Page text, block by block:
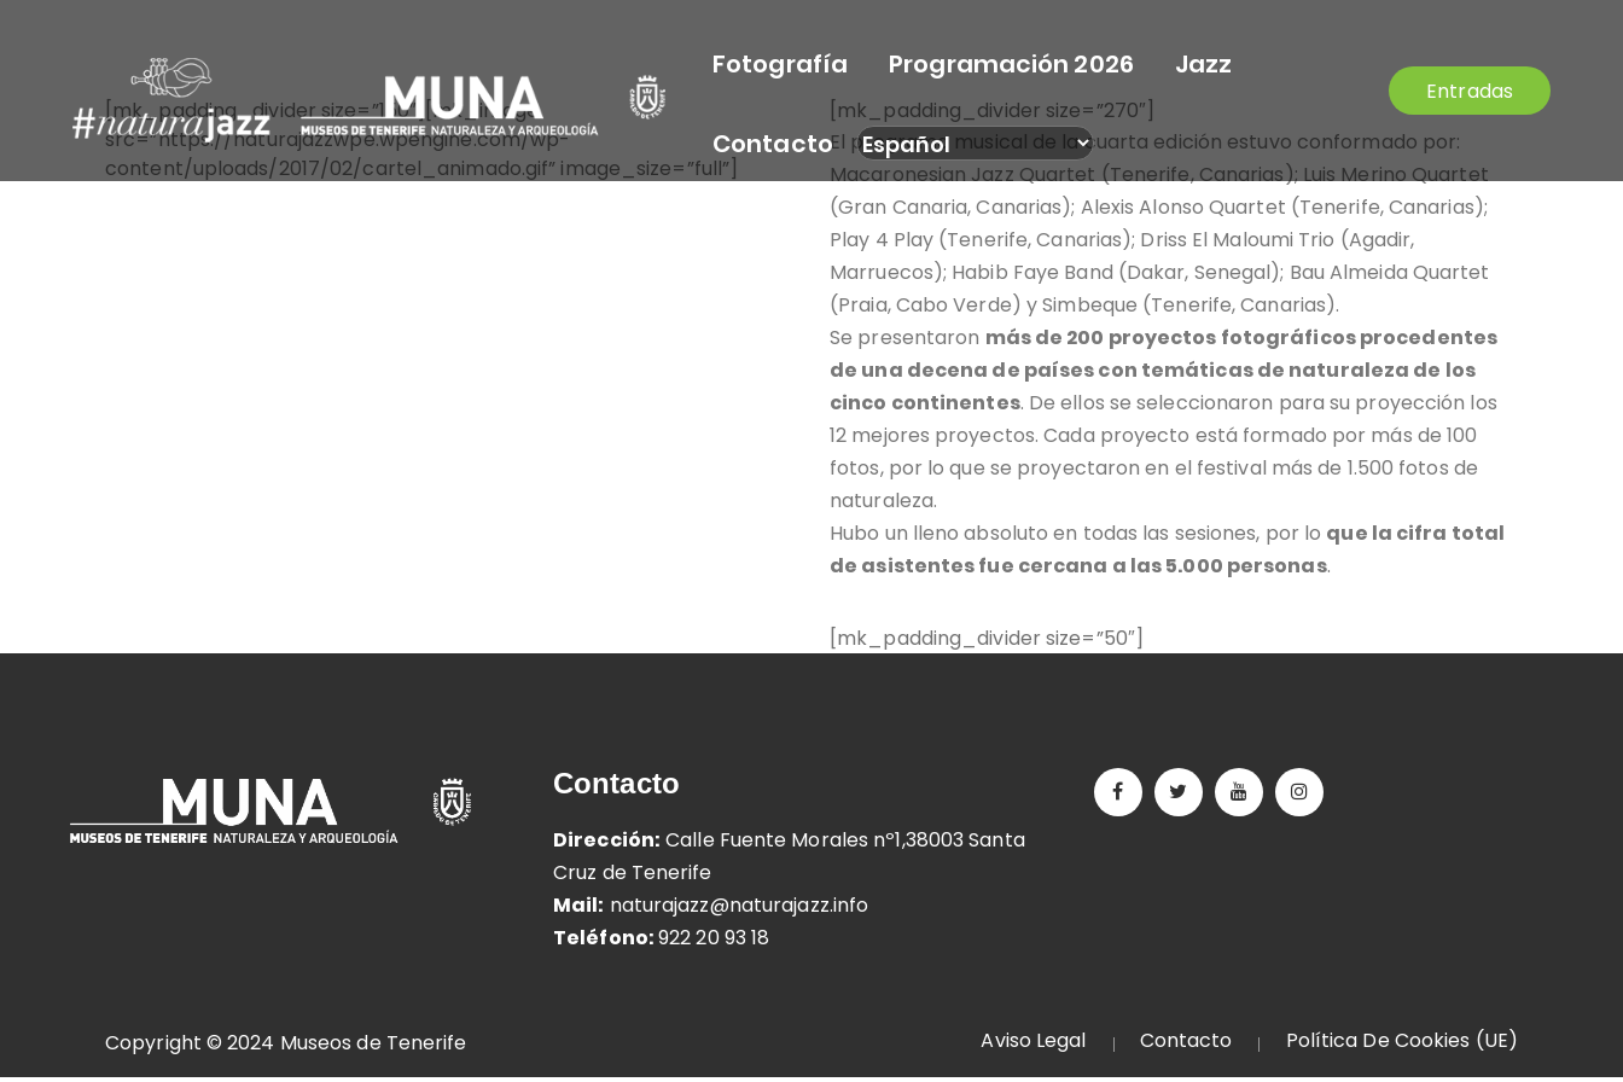
Fotografía Programación 2026 Jazz
Contacto
Entradas
[mk_padding_divider size=”150″][mk_image
src=”https://naturajazzwpe.wpengine.com/wp-
content/uploads/2017/02/cartel_animado.gif” image_size=”full”]
[mk_padding_divider size=”270″]
El programa musical de la cuarta edición estuvo conformado por:
Macaronesian Jazz Quartet (Tenerife, Canarias); Luis Merino Quartet
(Gran Canaria, Canarias); Alexis Alonso Quartet (Tenerife, Canarias);
Play 4 Play (Tenerife, Canarias); Driss El Maloumi Trio (Agadir,
Marruecos); Habib Faye Band (Dakar, Senegal); Bau Almeida Quartet
(Praia, Cabo Verde) y Simbeque (Tenerife, Canarias).
Se presentaron más de 200 proyectos fotográficos procedentes
de una decena de países con temáticas de naturaleza de los
cinco continentes. De ellos se seleccionaron para su proyección los
12 mejores proyectos. Cada proyecto está formado por más de 100
fotos, por lo que se proyectaron en el festival más de 1.500 fotos de
naturaleza.
Hubo un lleno absoluto en todas las sesiones, por lo que la cifra total
de asistentes fue cercana a las 5.000 personas.
[mk_padding_divider size=”50″]
Contacto
Dirección: Calle Fuente Morales nº1,38003 Santa
Cruz de Tenerife
Mail: naturajazz@naturajazz.info
Teléfono:922 20 93 18
Copyright © 2024 Museos de Tenerife Aviso Legal Contacto Política De Cookies (UE)